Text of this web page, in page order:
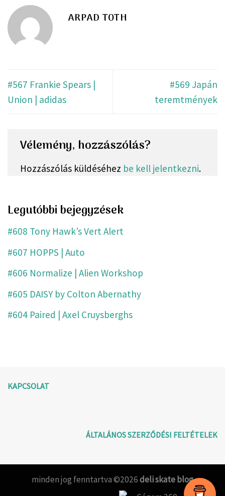
ARPAD TOTH
#567 Frankie Spears |
Union | adidas
#569 Japán
teremtmények
Vélemény, hozzászólás?
Hozzászólás küldéséhez be kell jelentkezni.
Legutóbbi bejegyzések
#608 Tony Hawk’s Vert Alert
#607 HOPPS | Auto
#606 Normalize | Alien Workshop
#605 DAISY by Colton Abernathy
#604 Paired | Axel Cruysberghs
KAPCSOLAT
ÁLTALÁNOS SZERZŐDÉSI FELTÉTELEK
minden jog fenntartva ©2026deli skate blog